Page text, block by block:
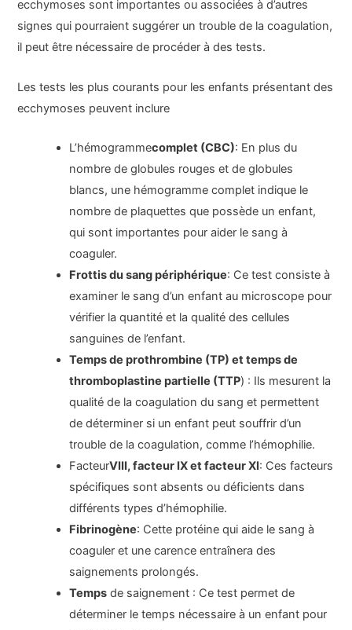
ecchymoses sont importantes ou associées à d’autres
signes qui pourraient suggérer un trouble de la coagulation,
il peut être nécessaire de procéder à des tests.
Les tests les plus courants pour les enfants présentant des
ecchymoses peuvent inclure
L’hémogrammecomplet (CBC): En plus du
nombre de globules rouges et de globules
blancs, une hémogramme complet indique le
nombre de plaquettes que possède un enfant,
qui sont importantes pour aider le sang à
coaguler.
Frottis du sang périphérique: Ce test consiste à
examiner le sang d’un enfant au microscope pour
vérifier la quantité et la qualité des cellules
sanguines de l’enfant.
Temps de prothrombine (TP) et temps de
thromboplastine partielle (TTP) : Ils mesurent la
qualité de la coagulation du sang et permettent
de déterminer si un enfant peut souffrir d’un
trouble de la coagulation, comme l’hémophilie.
FacteurVIII, facteur IX et facteur XI: Ces facteurs
spécifiques sont absents ou déficients dans
différents types d’hémophilie.
Fibrinogène: Cette protéine qui aide le sang à
coaguler et une carence entraînera des
saignements prolongés.
Temps de saignement : Ce test permet de
déterminer le temps nécessaire à un enfant pour